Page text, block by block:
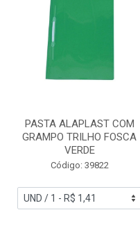
PASTA ALAPLAST COM
GRAMPO TRILHO FOSCA
VERDE
Código: 39822